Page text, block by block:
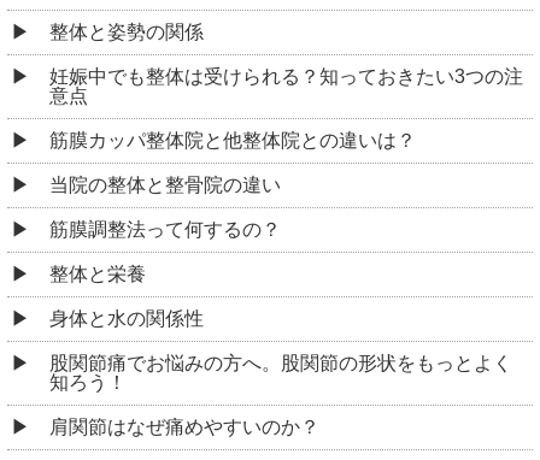
整体と姿勢の関係
妊娠中でも整体は受けられる？知っておきたい3つの注
意点
筋膜カッパ整体院と他整体院との違いは？
当院の整体と整骨院の違い
筋膜調整法って何するの？
整体と栄養
身体と水の関係性
股関節痛でお悩みの方へ。股関節の形状をもっとよく
知ろう！
肩関節はなぜ痛めやすいのか？